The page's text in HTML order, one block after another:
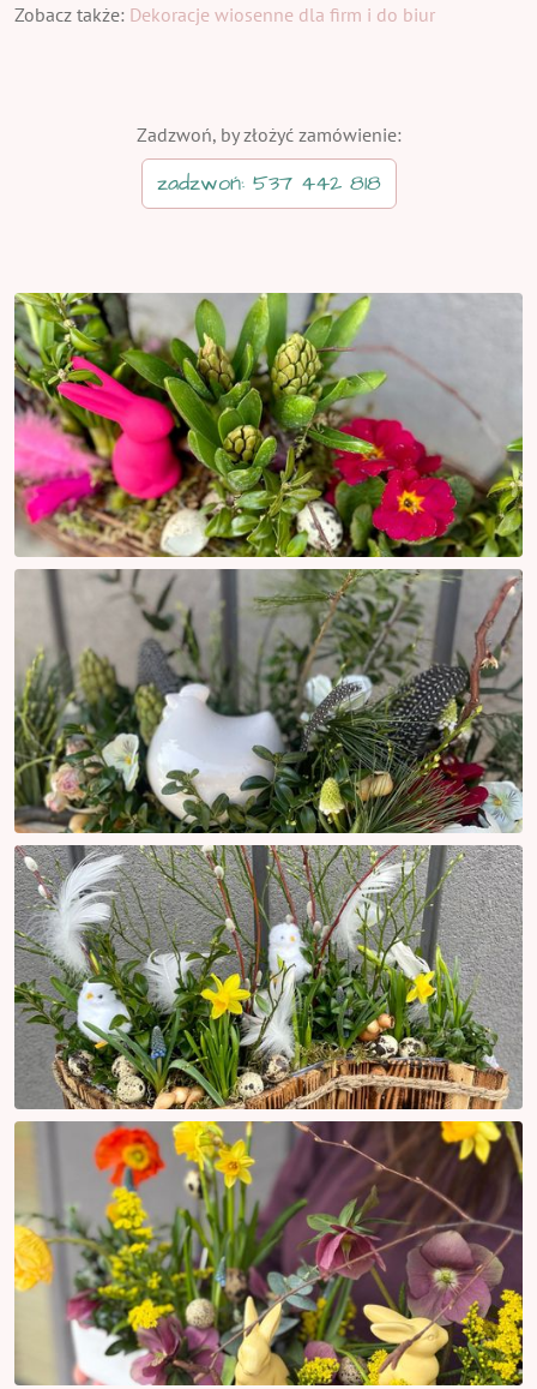
Zobacz także: Dekoracje wiosenne dla firm i do biur
Zadzwoń, by złożyć zamówienie:
zadzwoń: 537 442 818